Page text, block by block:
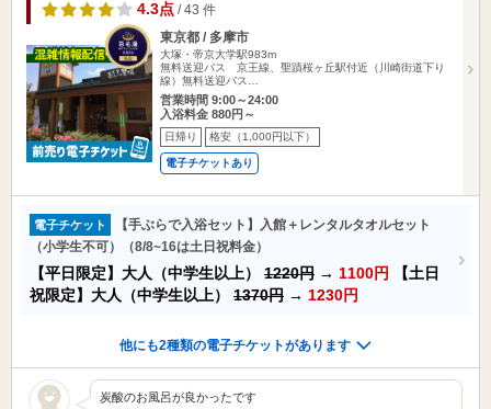
4.3点 / 43 件
東京都 / 多摩市
大塚・帝京大学駅983m
無料送迎バス 京王線、聖蹟桜ヶ丘駅付近（川崎街道下り
線）無料送迎バス…
営業時間 9:00～24:00
入浴料金 880円～
日帰り 格安（1,000円以下）
電子チケットあり
電子チケット
【手ぶらで入浴セット】入館＋レンタルタオルセット
（小学生不可）（8/8~16は土日祝料金）
【平日限定】大人（中学生以上） 1220円 → 1100円
【土日
祝限定】大人（中学生以上） 1370円 → 1230円
他にも2種類の電子チケットがあります
炭酸のお風呂が良かったです